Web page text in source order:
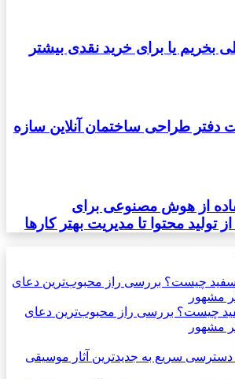
بخریم یا برای خرید نقدی بیشتر
دفتر طراحی ساختمان آنلاین سازه
از هوش مصنوعی برای
تولید محتوا تا مدیریت بهتر کارها
چیست؟ بررسی راز محبوب‌ترین دعای
مشهور